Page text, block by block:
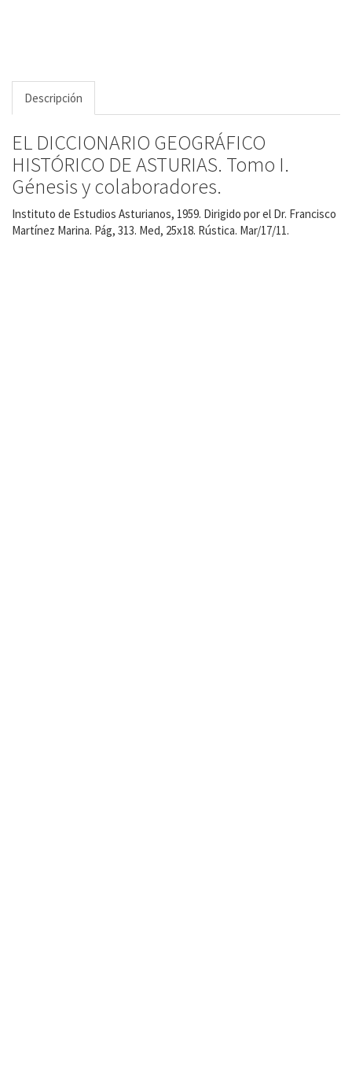
Descripción
EL DICCIONARIO GEOGRÁFICO
HISTÓRICO DE ASTURIAS. Tomo I.
Génesis y colaboradores.
Instituto de Estudios Asturianos, 1959. Dirigido por el Dr. Francisco
Martínez Marina. Pág, 313. Med, 25x18. Rústica. Mar/17/11.